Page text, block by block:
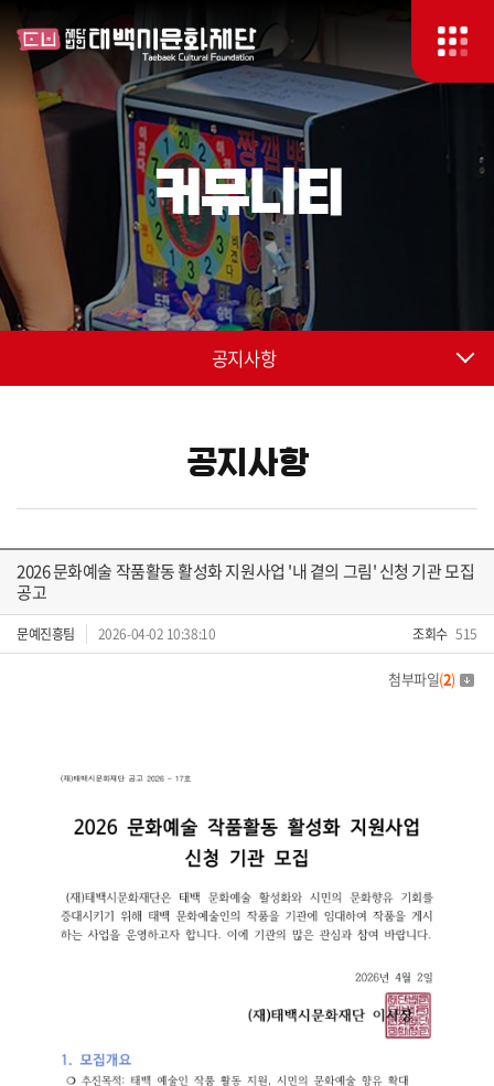
커뮤니티
공지사항
공지사항
2026 문화예술 작품활동 활성화 지원사업 '내 곁의 그림' 신청 기관 모집
공고
문예진흥팀 2026-04-02 10:38:10 조회수 515
첨부파일(2)